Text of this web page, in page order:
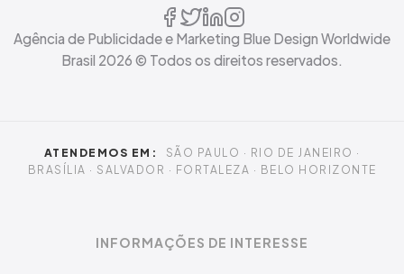
Agência de Publicidade e Marketing Blue Design Worldwide
Brasil 2026 © Todos os direitos reservados.
ATENDEMOS EM:
SÃO PAULO · RIO DE JANEIRO ·
BRASÍLIA · SALVADOR · FORTALEZA · BELO HORIZONTE
INFORMAÇÕES DE INTERESSE